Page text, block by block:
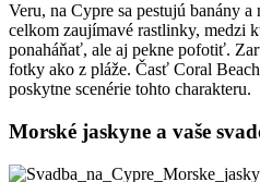
Veru, na Cypre sa pestujú banány
celkom zaujímavé rastlinky, medzi
ponaháňať, ale aj pekne pofotiť.
fotky ako z pláže. Časť Coral
poskytne scenérie tohto charakteru.
Morské jaskyne a vaše